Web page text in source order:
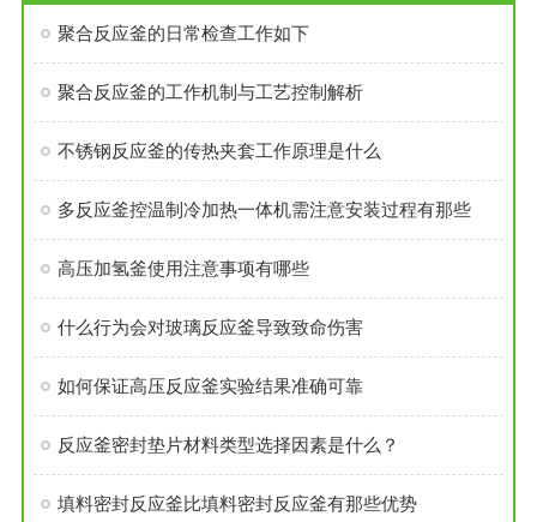
聚合反应釜的日常检查工作如下
聚合反应釜的工作机制与工艺控制解析
不锈钢反应釜的传热夹套工作原理是什么
多反应釜控温制冷加热一体机需注意安装过程有那些
高压加氢釜使用注意事项有哪些
什么行为会对玻璃反应釜导致致命伤害
如何保证高压反应釜实验结果准确可靠
反应釜密封垫片材料类型选择因素是什么？
填料密封反应釜比填料密封反应釜有那些优势